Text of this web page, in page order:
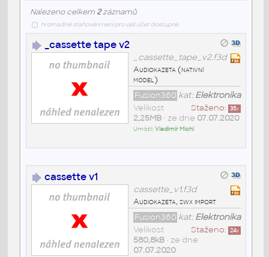
Nalezeno celkem 2záznamů
hromadné stahování není pro váš účet dostupné
_cassette tape v2
_cassette_tape_v2.f3d
Audiokazeta (nativní
model)
kat:Elektronika
Fusion360
Staženo: 35x
Velikost
2,25MB• ze dne 07.07.2020
Umístil:Vladimír Michl
cassette v1
cassette_v1.f3d
Audiokazeta, swx import
kat:Elektronika
Fusion360
Staženo: 24x
Velikost
580,8kB• ze dne
07.07.2020